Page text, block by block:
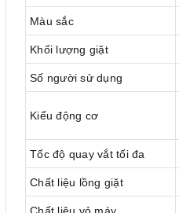
Màu sắc
Khối lượng giặt
Số người sử dụng
Kiểu động cơ
Tốc độ quay vắt tối đa
Chất liệu lồng giặt
Chất liệu vỏ máy